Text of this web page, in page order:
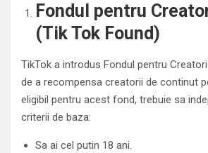
Fondul pentru
(Tik Tok Found)
TikTok a introdus Fondul pentru
de a recompensa creatorii de continut
eligibil pentru acest fond, trebuie sa
criterii de baza:
Sa ai cel putin 18 ani.